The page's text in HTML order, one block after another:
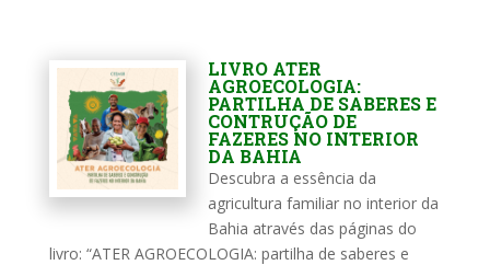
LIVRO ATER
AGROECOLOGIA:
PARTILHA DE SABERES E
CONTRUÇÃO DE
FAZERES NO INTERIOR
DA BAHIA
Descubra a essência da
agricultura familiar no interior da
Bahia através das páginas do
livro: “ATER AGROECOLOGIA: partilha de saberes e